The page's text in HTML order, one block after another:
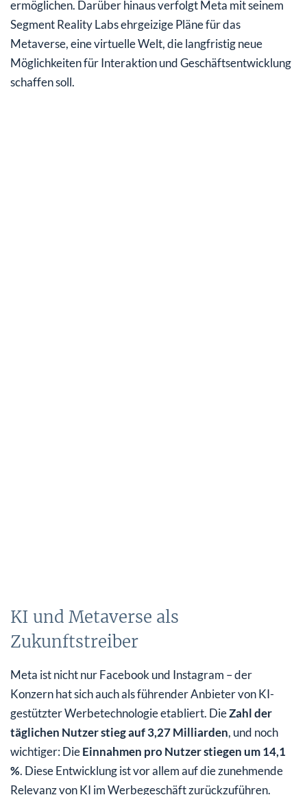
ermöglichen. Darüber hinaus verfolgt Meta mit seinem
Segment Reality Labs ehrgeizige Pläne für das
Metaverse, eine virtuelle Welt, die langfristig neue
Möglichkeiten für Interaktion und Geschäftsentwicklung
schaffen soll.
KI und Metaverse als
Zukunftstreiber
Meta ist nicht nur Facebook und Instagram – der
Konzern hat sich auch als führender Anbieter von KI-
gestützter Werbetechnologie etabliert. DieZahl der
täglichen Nutzer stieg auf 3,27 Milliarden, und noch
wichtiger: DieEinnahmen pro Nutzer stiegen um 14,1
%. Diese Entwicklung ist vor allem auf die zunehmende
Relevanz von KI im Werbegeschäft zurückzuführen.